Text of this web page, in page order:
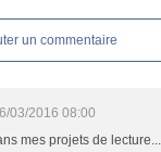
un commentaire
03/2016 08:00
mes projets de